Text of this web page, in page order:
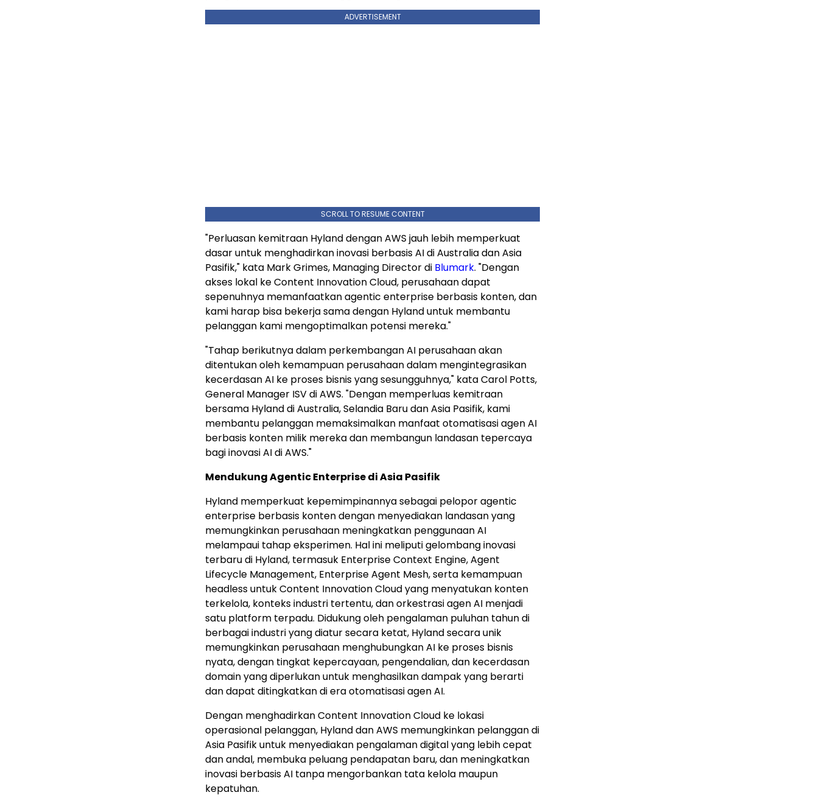
ADVERTISEMENT
SCROLL TO RESUME CONTENT
"Perluasan kemitraan Hyland dengan AWS jauh lebih memperkuat
dasar untuk menghadirkan inovasi berbasis AI di Australia dan Asia
Pasifik," kata Mark Grimes, Managing Director di Blumark. "Dengan
akses lokal ke Content Innovation Cloud, perusahaan dapat
sepenuhnya memanfaatkan agentic enterprise berbasis konten, dan
kami harap bisa bekerja sama dengan Hyland untuk membantu
pelanggan kami mengoptimalkan potensi mereka."
"Tahap berikutnya dalam perkembangan AI perusahaan akan
ditentukan oleh kemampuan perusahaan dalam mengintegrasikan
kecerdasan AI ke proses bisnis yang sesungguhnya," kata Carol Potts,
General Manager ISV di AWS. "Dengan memperluas kemitraan
bersama Hyland di Australia, Selandia Baru dan Asia Pasifik, kami
membantu pelanggan memaksimalkan manfaat otomatisasi agen AI
berbasis konten milik mereka dan membangun landasan tepercaya
bagi inovasi AI di AWS."
Mendukung Agentic Enterprise di Asia Pasifik
Hyland memperkuat kepemimpinannya sebagai pelopor agentic
enterprise berbasis konten dengan menyediakan landasan yang
memungkinkan perusahaan meningkatkan penggunaan AI
melampaui tahap eksperimen. Hal ini meliputi gelombang inovasi
terbaru di Hyland, termasuk Enterprise Context Engine, Agent
Lifecycle Management, Enterprise Agent Mesh, serta kemampuan
headless untuk Content Innovation Cloud yang menyatukan konten
terkelola, konteks industri tertentu, dan orkestrasi agen AI menjadi
satu platform terpadu. Didukung oleh pengalaman puluhan tahun di
berbagai industri yang diatur secara ketat, Hyland secara unik
memungkinkan perusahaan menghubungkan AI ke proses bisnis
nyata, dengan tingkat kepercayaan, pengendalian, dan kecerdasan
domain yang diperlukan untuk menghasilkan dampak yang berarti
dan dapat ditingkatkan di era otomatisasi agen AI.
Dengan menghadirkan Content Innovation Cloud ke lokasi
operasional pelanggan, Hyland dan AWS memungkinkan pelanggan di
Asia Pasifik untuk menyediakan pengalaman digital yang lebih cepat
dan andal, membuka peluang pendapatan baru, dan meningkatkan
inovasi berbasis AI tanpa mengorbankan tata kelola maupun
kepatuhan.